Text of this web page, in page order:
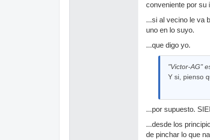
conveniente por su
...si al vecino le va
uno en lo suyo.
...que digo yo.
"Victor-AG"
Y si, pienso
...por supuesto.
...desde los
de pinchar lo que